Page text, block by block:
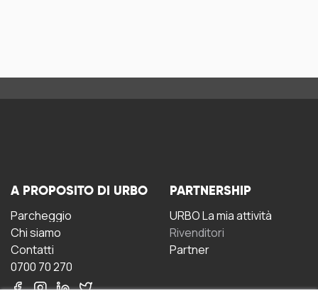
A PROPOSITO DI URBO
Parcheggio
Chi siamo
Contatti
0700 70 270
PARTNERSHIP
URBO La mia attività
Rivenditori
Partner